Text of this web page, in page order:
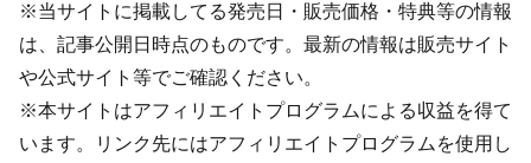
※当サイトに掲載してる発売日・販売価格・特典等の情報
は、記事公開日時点のものです。最新の情報は販売サイト
や公式サイト等でご確認ください。
※本サイトはアフィリエイトプログラムによる収益を得て
います。リンク先にはアフィリエイトプログラムを使用し